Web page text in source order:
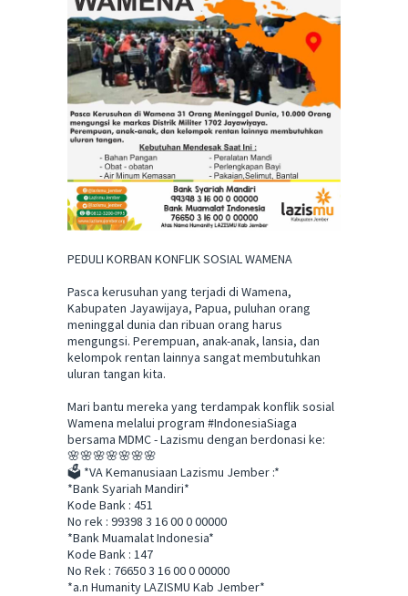
PEDULI KORBAN KONFLIK SOSIAL WAMENA
Pasca kerusuhan yang terjadi di Wamena,
Kabupaten Jayawijaya, Papua, puluhan orang
meninggal dunia dan ribuan orang harus
mengungsi. Perempuan, anak-anak, lansia, dan
kelompok rentan lainnya sangat membutuhkan
uluran tangan kita.
Mari bantu mereka yang terdampak konflik sosial
Wamena melalui program #IndonesiaSiaga
bersama MDMC - Lazismu dengan berdonasi ke:
🌸🌸🌸🌸🌸🌸🌸
🗳 *VA Kemanusiaan Lazismu Jember :*
*Bank Syariah Mandiri*
Kode Bank : 451
No rek : 99398 3 16 00 0 00000
*Bank Muamalat Indonesia*
Kode Bank : 147
No Rek : 76650 3 16 00 0 00000
*a.n Humanity LAZISMU Kab Jember*